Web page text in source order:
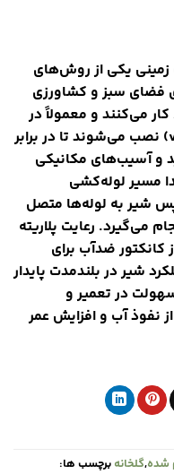
به‌صورت زمینی یکی از روش‌های
فضای سبز و کشاورزی
است. این شیرها با ولتاژ ۲۴ ولت AC کار می‌کنند و معمولاً در
داخل جعبه مخصوص شیر (valve box) نصب می‌شوند تا در برابر
و آسیب‌های مکانیکی
مسیر لوله‌کشی
شیر به لوله‌ها متصل
می‌گیرد. رعایت پلاریته
ضدآب برای
شیر در بلندمدت پایدار
در تعمیر و
نفوذ آب و افزایش عمر
شده,گلخانه برچسب ها: